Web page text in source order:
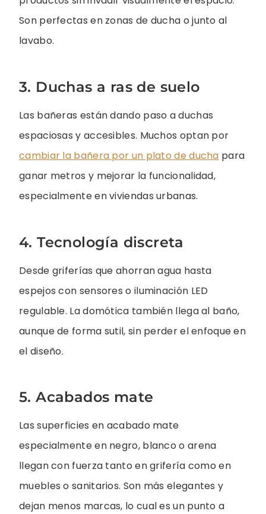
Son perfectas en zonas de ducha o junto al
lavabo.
3. Duchas a ras de suelo
Las bañeras están dando paso a duchas
espaciosas y accesibles. Muchos optan por
cambiar la bañera por un plato de ducha para
ganar metros y mejorar la funcionalidad,
especialmente en viviendas urbanas.
4. Tecnología discreta
Desde griferías que ahorran agua hasta
espejos con sensores o iluminación LED
regulable. La domótica también llega al baño,
aunque de forma sutil, sin perder el enfoque en
el diseño.
5. Acabados mate
Las superficies en acabado mate
especialmente en negro, blanco o arena
llegan con fuerza tanto en grifería como en
muebles o sanitarios. Son más elegantes y
dejan menos marcas, lo cual es un punto a